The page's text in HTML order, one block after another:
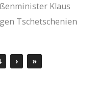
Klaus
Tschetschenien
› »